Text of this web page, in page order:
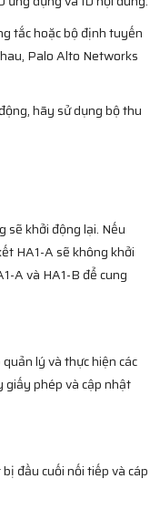
tắc hoặc bộ định tuyến
Palo Alto Networks
hãy sử dụng bộ thu
sẽ khởi động lại. Nếu
HA1-A sẽ không khởi
A và HA1-B để cung
lý và thực hiện các
giấy phép và cập nhật
đầu cuối nối tiếp và cáp